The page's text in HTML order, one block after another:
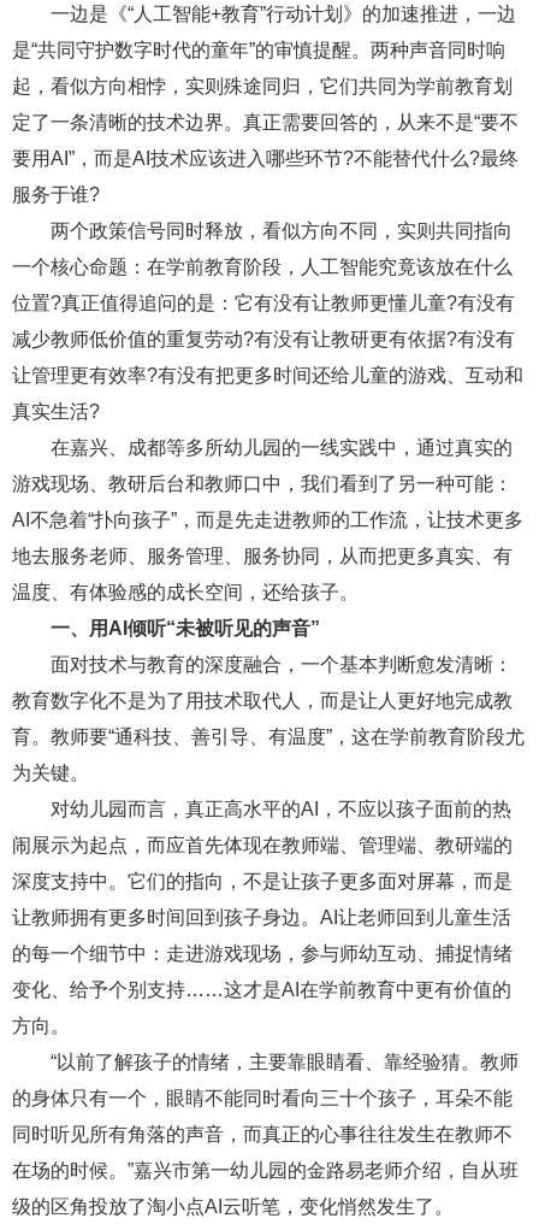
一边是《“人工智能+教育”行动计划》的加速推进，一边
是“共同守护数字时代的童年”的审慎提醒。两种声音同时响
起，看似方向相悖，实则殊途同归，它们共同为学前教育划
定了一条清晰的技术边界。真正需要回答的，从来不是“要不
要用AI”，而是AI技术应该进入哪些环节?不能替代什么?最终
服务于谁?
两个政策信号同时释放，看似方向不同，实则共同指向
一个核心命题：在学前教育阶段，人工智能究竟该放在什么
位置?真正值得追问的是：它有没有让教师更懂儿童?有没有
减少教师低价值的重复劳动?有没有让教研更有依据?有没有
让管理更有效率?有没有把更多时间还给儿童的游戏、互动和
真实生活?
在嘉兴、成都等多所幼儿园的一线实践中，通过真实的
游戏现场、教研后台和教师口中，我们看到了另一种可能：
AI不急着“扑向孩子”，而是先走进教师的工作流，让技术更多
地去服务老师、服务管理、服务协同，从而把更多真实、有
温度、有体验感的成长空间，还给孩子。
一、用AI倾听“未被听见的声音”
面对技术与教育的深度融合，一个基本判断愈发清晰：
教育数字化不是为了用技术取代人，而是让人更好地完成教
育。教师要“通科技、善引导、有温度”，这在学前教育阶段尤
为关键。
对幼儿园而言，真正高水平的AI，不应以孩子面前的热
闹展示为起点，而应首先体现在教师端、管理端、教研端的
深度支持中。它们的指向，不是让孩子更多面对屏幕，而是
让教师拥有更多时间回到孩子身边。AI让老师回到儿童生活
的每一个细节中：走进游戏现场，参与师幼互动、捕捉情绪
变化、给予个别支持……这才是AI在学前教育中更有价值的
方向。
“以前了解孩子的情绪，主要靠眼睛看、靠经验猜。教师
的身体只有一个，眼睛不能同时看向三十个孩子，耳朵不能
同时听见所有角落的声音，而真正的心事往往发生在教师不
在场的时候。”嘉兴市第一幼儿园的金路易老师介绍，自从班
级的区角投放了淘小点AI云听笔，变化悄然发生了。